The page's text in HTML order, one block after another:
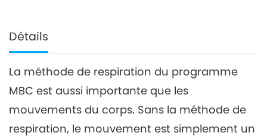
Détails
La méthode de respiration du programme
MBC est aussi importante que les
mouvements du corps. Sans la méthode de
respiration, le mouvement est simplement un